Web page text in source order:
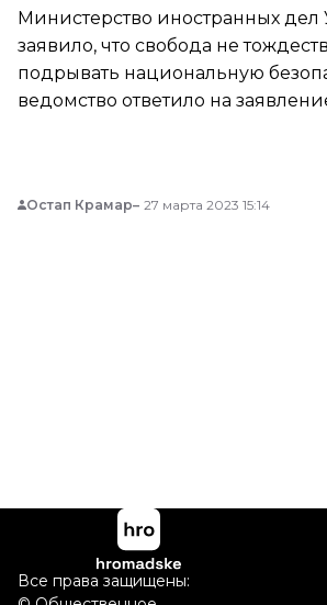
Министерство иностранных дел
заявило, что свобода не
подрывать национальную
ведомство ответило на
Остап Крамар 27 марта 2023 15:14
Все права защищены: